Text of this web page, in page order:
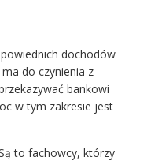
dochodów
do czynienia z
bankowi
w tym zakresie jest
to fachowcy, którzy